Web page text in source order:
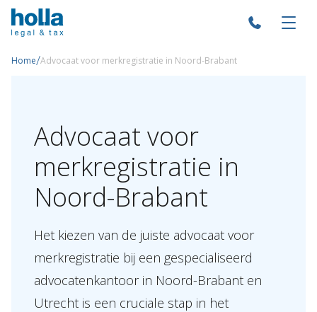
Home/Advocaat voor merkregistratie in Noord-Brabant
Advocaat voor
merkregistratie in
Noord-Brabant
Het kiezen van de juiste advocaat voor
merkregistratie bij een gespecialiseerd
advocatenkantoor in Noord-Brabant en
Utrecht is een cruciale stap in het